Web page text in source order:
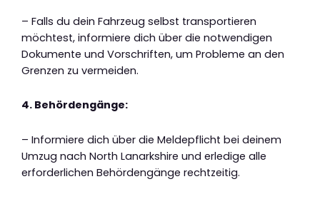
– Falls du dein Fahrzeug selbst transportieren
möchtest, informiere dich über die notwendigen
Dokumente und Vorschriften, um Probleme an den
Grenzen zu vermeiden.
4. Behördengänge:
– Informiere dich über die Meldepflicht bei deinem
Umzug nach North Lanarkshire und erledige alle
erforderlichen Behördengänge rechtzeitig.